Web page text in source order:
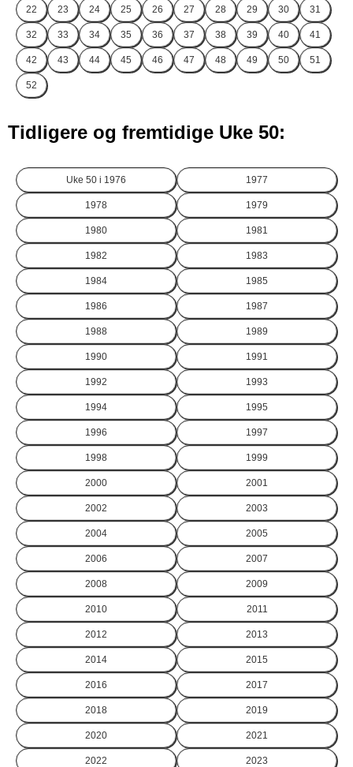
22 23 24 25 26 27 28 29 30 31
32 33 34 35 36 37 38 39 40 41
42 43 44 45 46 47 48 49 50 51
52
Tidligere og fremtidige Uke 50:
Uke 50 i 1976 1977
1978 1979
1980 1981
1982 1983
1984 1985
1986 1987
1988 1989
1990 1991
1992 1993
1994 1995
1996 1997
1998 1999
2000 2001
2002 2003
2004 2005
2006 2007
2008 2009
2010 2011
2012 2013
2014 2015
2016 2017
2018 2019
2020 2021
2022 2023